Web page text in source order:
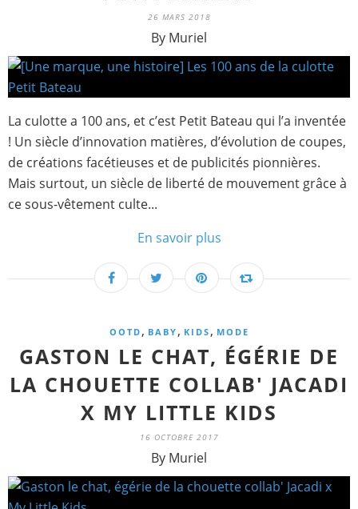
26 MARS 2018
By Muriel
La culotte a 100 ans, et c’est Petit Bateau qui l’a inventée
! Un siècle d’innovation matières, d’évolution de coupes,
de créations facétieuses et de publicités pionnières.
Mais surtout, un siècle de liberté de mouvement grâce à
ce sous-vêtement culte...
En savoir plus
OOTD, BABY, KIDS, MODE
GASTON LE CHAT, ÉGÉRIE DE
LA CHOUETTE COLLAB' JACADI
X MY LITTLE KIDS
16 OCTOBRE 2017
By Muriel